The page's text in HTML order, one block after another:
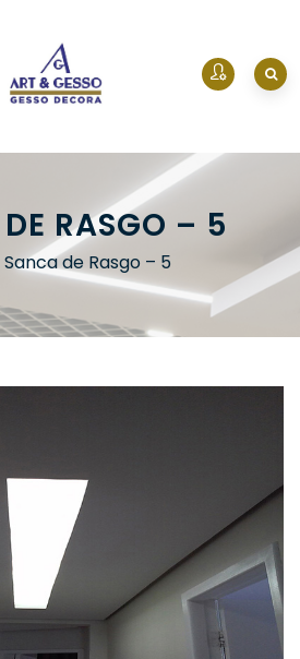
RASGO – 5
Sanca de Rasgo – 5